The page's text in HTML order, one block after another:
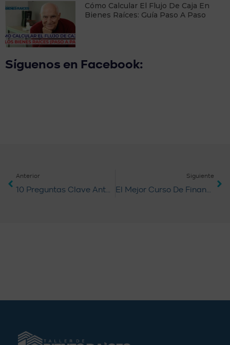
Cómo Calcular El Flujo De Caja En
Bienes Raíces: Guía Paso A Paso
Síguenos en Facebook:
Anterior
10 Preguntas Clave Antes De Invertir En Tu Primer Inmueble
Siguiente
​El Mejor Curso De Finanzas Para Emprendedores No Te Enseña A Ahorrar… Te Enseña A Multiplicar